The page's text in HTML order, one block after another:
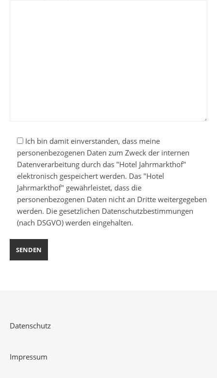
Ich bin damit einverstanden, dass meine
personenbezogenen Daten zum Zweck der internen
Datenverarbeitung durch das "Hotel Jahrmarkthof"
elektronisch gespeichert werden. Das "Hotel
Jahrmarkthof" gewährleistet, dass die
personenbezogenen Daten nicht an Dritte weitergegeben
werden. Die gesetzlichen Datenschutzbestimmungen
(nach DSGVO) werden eingehalten.
Datenschutz
Impressum